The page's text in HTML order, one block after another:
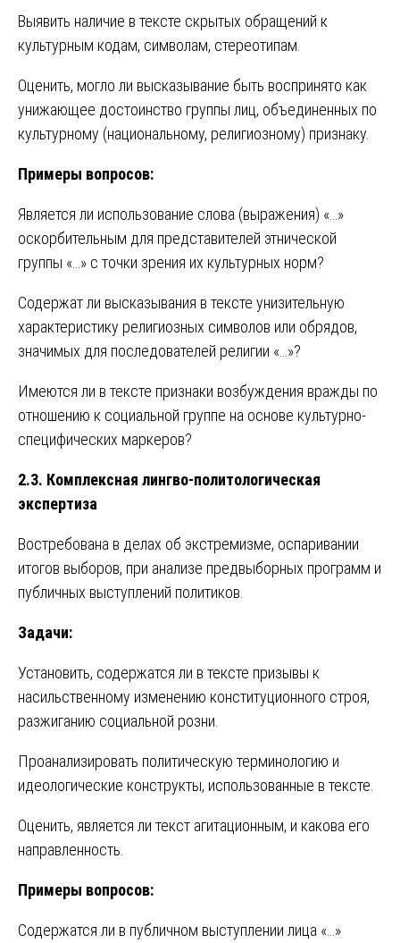
Выявить наличие в тексте скрытых обращений к
культурным кодам, символам, стереотипам.
Оценить, могло ли высказывание быть воспринято как
унижающее достоинство группы лиц, объединенных по
культурному (национальному, религиозному) признаку.
Примеры вопросов:
Является ли использование слова (выражения) «…»
оскорбительным для представителей этнической
группы «…» с точки зрения их культурных норм?
Содержат ли высказывания в тексте унизительную
характеристику религиозных символов или обрядов,
значимых для последователей религии «…»?
Имеются ли в тексте признаки возбуждения вражды по
отношению к социальной группе на основе культурно-
специфических маркеров?
2.3. Комплексная лингво-политологическая
экспертиза
Востребована в делах об экстремизме, оспаривании
итогов выборов, при анализе предвыборных программ и
публичных выступлений политиков.
Задачи:
Установить, содержатся ли в тексте призывы к
насильственному изменению конституционного строя,
разжиганию социальной розни.
Проанализировать политическую терминологию и
идеологические конструкты, использованные в тексте.
Оценить, является ли текст агитационным, и какова его
направленность.
Примеры вопросов:
Содержатся ли в публичном выступлении лица «…»